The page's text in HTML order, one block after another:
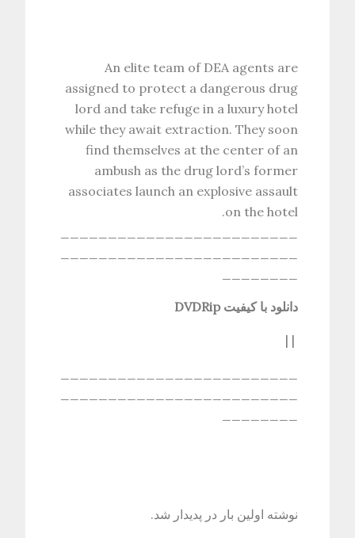
An elite team of DEA agents are
assigned to protect a dangerous drug
lord and take refuge in a luxury hotel
while they await extraction. They soon
find themselves at the center of an
ambush as the drug lord’s former
associates launch an explosive assault
on the hotel.
دانلود با کیفیت DVDRip
| |
نوشته اولین بار در پدیدار شد.